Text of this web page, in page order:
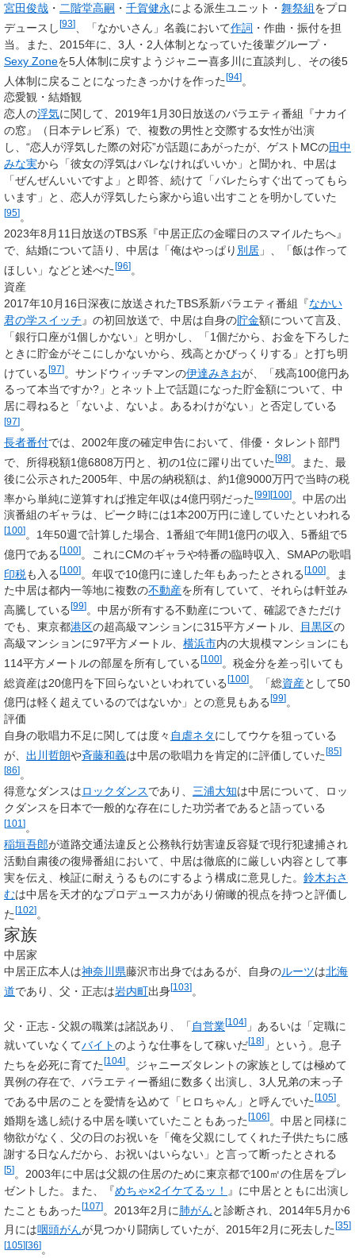
宮田俊哉 ・ 二階堂高嗣 ・ 千賀健永による派生ユニット・ 舞祭組をプロ
デュースし[93] 、「なかいさん」名義において作詞 ・作曲・振付を担
当。また、2015年に、3人・2人体制となっていた後輩グループ・
Sexy Zoneを5人体制に戻すようジャニー喜多川に直談判し、その後5
人体制に戻ることになったきっかけを作った[94]。
恋愛観・結婚観
恋人の浮気に関して、2019年1月30日放送のバラエティ番組『ナカイ
の窓』（日本テレビ系）で、複数の男性と交際する女性が出演
し、“恋人が浮気した際の対応”が話題にあがったが、ゲストMCの田中
みな実から「彼女の浮気はバレなければいいか」と聞かれ、中居は
「ぜんぜんいいですよ」と即答、続けて「バレたらすぐ出てってもら
います」と、恋人が浮気したら家から追い出すことを明かしていた
[95] 。
2023年8月11日放送のTBS系『中居正広の金曜日のスマイルたちへ』
で、結婚について語り、中居は「俺はやっぱり 別居 」、「飯は作って
ほしい」などと述べた[96]。
資産
2017年10月16日深夜に放送されたTBS系新バラエティ番組『なかい
君の学スイッチ 』の初回放送で、中居は自身の貯金額について言及、
「銀行口座が1個しかない」と明かし、「1個だから、お金を下ろした
ときに貯金がそこにしかないから、残高とかびっくりする」と打ち明
けている[97]。サンドウィッチマンの伊達みきおが、「残高100億円あ
るって本当ですか?」とネット上で話題になった貯金額について、中
居に尋ねると「ないよ、ないよ。あるわけがない」と否定している
[97] 。
長者番付では、2002年度の確定申告において、俳優・タレント部門
で、所得税額1億6808万円と、初の1位に躍り出ていた[98]。また、最
後に公示された2005年、中居の納税額は、約1億9000万円で当時の税
率から単純に逆算すれば推定年収は4億円弱だった[99][100]。中居の出
演番組のギャラは、ピーク時には1本200万円に達していたといわれる
[100] 。1年50週で計算した場合、1番組で年間1億円の収入、5番組で5
億円である[100]。これにCMのギャラや特番の臨時収入、SMAPの歌唱
印税も入る[100] 。年収で10億円に達した年もあったとされる[100]
。ま
た中居は都内一等地に複数の不動産を所有していて、それらは軒並み
高騰している [99] 。中居が所有する不動産について、確認できただけ
でも、東京都港区の超高級マンションに315平方メートル、 目黒区の
高級マンションに97平方メートル、 横浜市内の大規模マンションにも
114平方メートルの部屋を所有している[100]。税金分を差っ引いても
総資産は20億円を下回らないといわれている[100] 。「総資産として50
億円は軽く超えているのではないか」との意見もある [99] 。
評価
自身の歌唱力不足に関しては度々 自虐ネタにしてウケを狙っている
が、 出川哲朗や斉藤和義は中居の歌唱力を肯定的に評価していた[85]
[86] 。
得意なダンスはロックダンスであり、 三浦大知は中居について、ロッ
クダンスを日本で一般的な存在にした功労者であると語っている
[101 ] 。
稲垣吾郎が道路交通法違反と公務執行妨害違反容疑で現行犯逮捕され
活動自粛後の復帰番組において、中居は徹底的に厳しい内容として事
実を伝え、検証に耐えうるものにするよう構成に意見した。 鈴木おさ
むは中居を天才的なプロデュース力があり俯瞰的視点を持つと評価し
た[102]。
家族
中居家
中居正広本人は神奈川県藤沢市出身ではあるが、自身のルーツは北海
道であり、父・正志は岩内町出身[103] 。
父・ 正志 - 父親の職業は諸説あり、「自営業[104] 」あるいは「定職に
就いていなくてバイトのような仕事をして稼いだ[18] 」という。息子
たちを必死に育てた[104]。ジャニーズタレントの家族としては極めて
異例の存在で、バラエティー番組に数多く出演し、3人兄弟の末っ子
である中居のことを愛情を込めて「ヒロちゃん」と呼んでいた[105]。
婚期を逃し続ける中居を嘆いていたこともあった [106] 。中居と同様に
物欲がなく、父の日のお祝いを「俺を父親にしてくれた子供たちに感
謝する日なんだから、お祝いはいらない」と言って断ったとされる
[5]。2003年に中居は父親の住居のために東京都で100㎡の住居をプレ
ゼントした。また、『めちゃ×2イケてるッ！ 』に中居とともに出演し
たこともあった[107]。2013年2月に肺がんと診断され、2014年5月か6
月には咽頭がんが見つかり闘病していたが、2015年2月に死去した [35]
[105][36]。